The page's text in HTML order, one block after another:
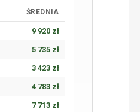
ŚREDNIA
9 920 zł
5 735 zł
3 423 zł
4 783 zł
7 713 zł